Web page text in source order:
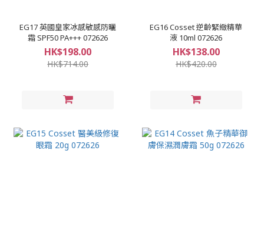
EG17 英國皇家冰感敏感防曬
霜 SPF50 PA+++ 072626
HK$198.00
HK$714.00
EG16 Cosset 逆齡緊緻精華
液 10ml 072626
HK$138.00
HK$420.00